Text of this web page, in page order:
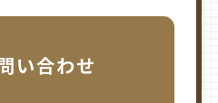
い合わせ